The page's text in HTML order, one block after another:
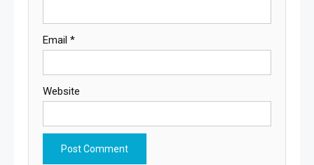
Email *
Website